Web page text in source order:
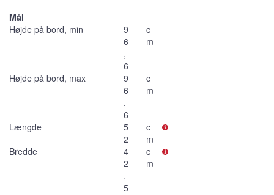
Mål
Højde på bord, min
9
6
,
6
c
m
Højde på bord, max
9
6
,
6
c
m
Længde
5
2
c
m
Bredde
4
2
,
5
c
m